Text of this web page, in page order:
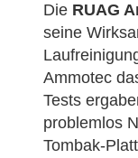
Die RUAG
seine
Ammotec
Tests
problemlos
Tombak-